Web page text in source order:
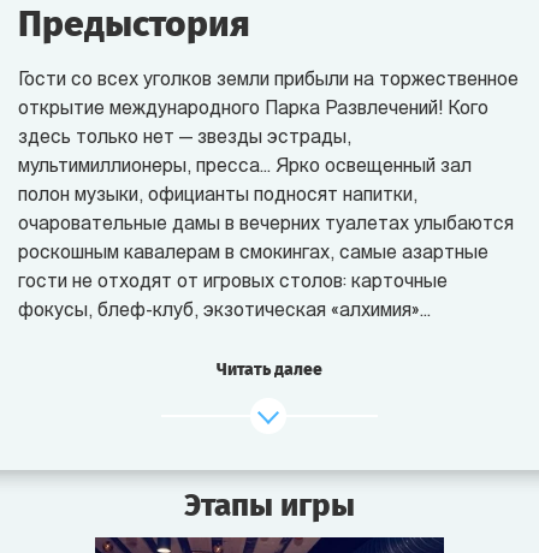
Предыстория
Гости со всех уголков земли прибыли на торжественное
открытие международного Парка Развлечений! Кого
здесь только нет — звезды эстрады,
мультимиллионеры, пресса... Ярко освещенный зал
полон музыки, официанты подносят напитки,
очаровательные дамы в вечерних туалетах улыбаются
роскошным кавалерам в смокингах, самые азартные
гости не отходят от игровых столов: карточные
фокусы, блеф-клуб, экзотическая «алхимия»...
Но гвоздь программы еще впереди. Гости в нетерпении
вот увидят и даже смогут приобрести поразительные
Все ждут небывалых чудес.
Читать далее
Этапы игры